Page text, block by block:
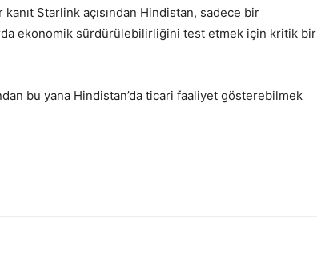
Starlink açısından Hindistan, sadece bir
ekonomik sürdürülebilirliğini test etmek için kritik bir
bu yana Hindistan’da ticari faaliyet gösterebilmek